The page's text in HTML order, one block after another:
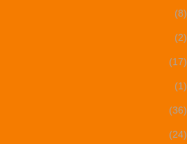
(8)
(2)
(17)
(1)
(36)
(24)